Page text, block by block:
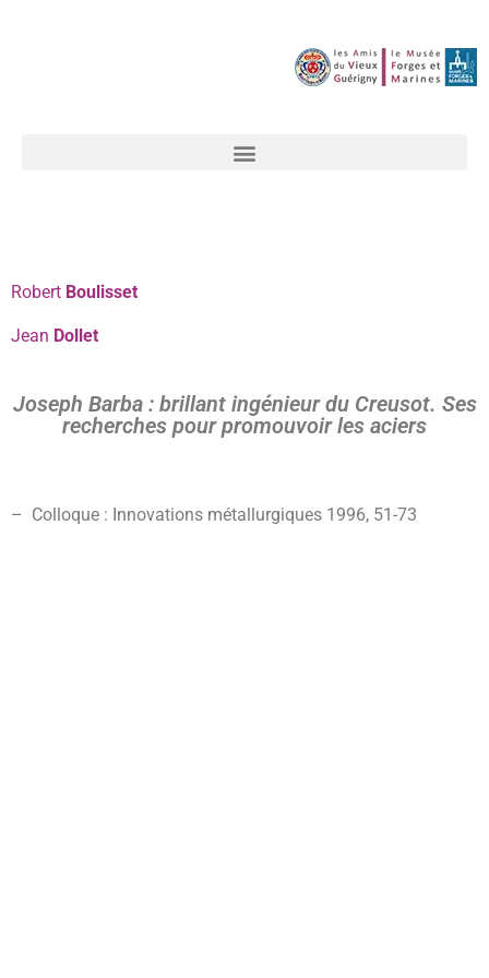
Robert Boulisset
Jean Dollet
Joseph Barba : brillant ingénieur du Creusot. Ses
recherches pour promouvoir les aciers
– Colloque : Innovations métallurgiques 1996, 51-73